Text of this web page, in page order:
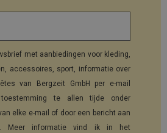
met aanbiedingen voor kleding,
accessoires, sport, informatie over
van Bergzeit GmbH per e-mail
te allen tijde onder
elke e-mail of door een bericht aan
Meer informatie vind ik in het